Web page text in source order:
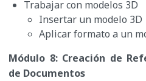
Trabajar con modelos 3D
Insertar un modelo 3D
Aplicar formato a un
Módulo 8: Creación de
de Documentos